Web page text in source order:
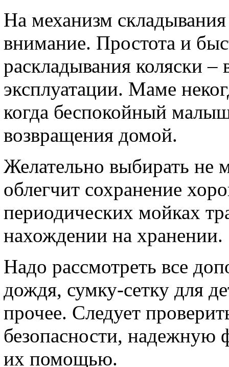
На механизм складывания
внимание. Простота и
раскладывания коляски
эксплуатации. Маме
когда беспокойный
возвращения домой.
Желательно выбирать не
облегчит сохранение
периодических мойках
нахождении на хранении.
Надо рассмотреть все
дождя, сумку-сетку для
прочее. Следует
безопасности, надежную
их помощью.